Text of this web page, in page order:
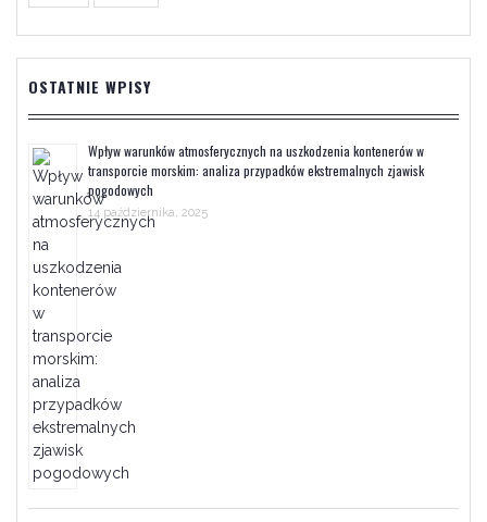
OSTATNIE WPISY
Wpływ warunków atmosferycznych na uszkodzenia kontenerów w
transporcie morskim: analiza przypadków ekstremalnych zjawisk
pogodowych
14 października, 2025